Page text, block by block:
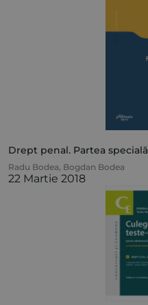
Drept penal. Partea specială
Radu Bodea, Bogdan Bodea
22 Martie 2018